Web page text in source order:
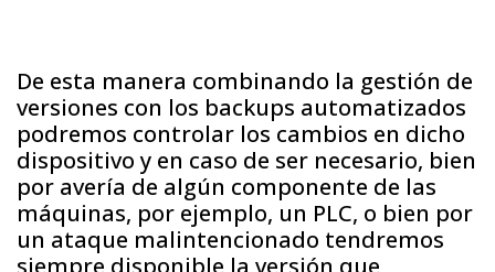
De esta manera combinando la gestión de
versiones con los backups automatizados
podremos controlar los cambios en dicho
dispositivo y en caso de ser necesario, bien
por avería de algún componente de las
máquinas, por ejemplo, un PLC, o bien por
un ataque malintencionado tendremos
siempre disponible la versión que